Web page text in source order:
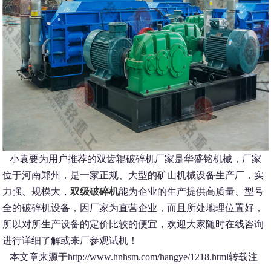
小袁要为用户推荐的双齿辊破碎机厂家是华盛铭机械，厂家
位于河南郑州，是一家正规、大型的矿山机械设备生产厂，实
力强、规模大，双级破碎机能为企业的生产提供高质量、型号
全的破碎机设备，因厂家为直营企业，而且所处地理位置好，
所以对所生产设备的定价比较的便宜，欢迎大家随时在线咨询
进行详细了解或来厂参观试机！
本文章来源于http://www.hnhsm.com/hangye/1218.html转载注